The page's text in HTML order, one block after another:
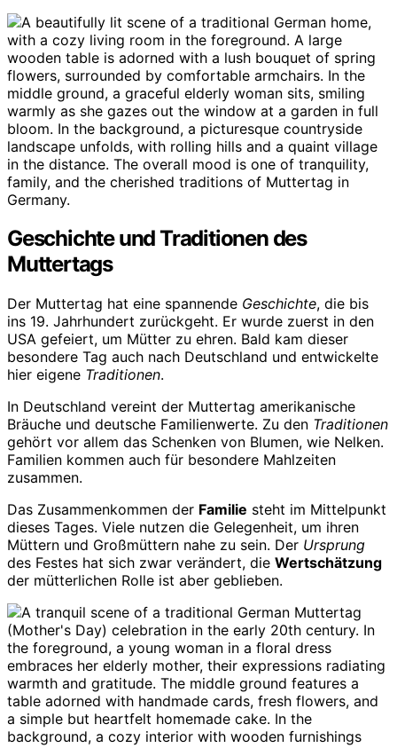
Geschichte und Traditionen des
Muttertags
Der Muttertag hat eine spannende Geschichte, die bis
ins 19. Jahrhundert zurückgeht. Er wurde zuerst in den
USA gefeiert, um Mütter zu ehren. Bald kam dieser
besondere Tag auch nach Deutschland und entwickelte
hier eigene Traditionen.
In Deutschland vereint der Muttertag amerikanische
Bräuche und deutsche Familienwerte. Zu den Traditionen
gehört vor allem das Schenken von Blumen, wie Nelken.
Familien kommen auch für besondere Mahlzeiten
zusammen.
Das Zusammenkommen der Familie steht im Mittelpunkt
dieses Tages. Viele nutzen die Gelegenheit, um ihren
Müttern und Großmüttern nahe zu sein. Der Ursprung
des Festes hat sich zwar verändert, die Wertschätzung
der mütterlichen Rolle ist aber geblieben.